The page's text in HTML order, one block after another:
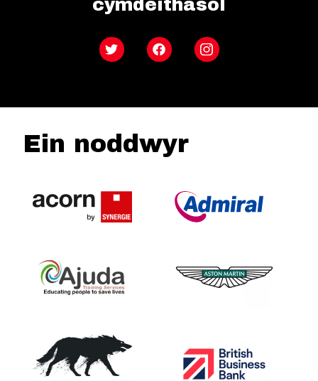
cymdeithasol
Twitter FacebookInstagram
Ein noddwyr